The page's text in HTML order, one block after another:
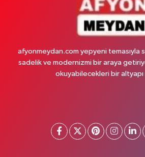
afyonmeydan.com yepyeni temasıyla
sadelik ve modernizmi bir araya
okuyabilecekleri bir altyapı